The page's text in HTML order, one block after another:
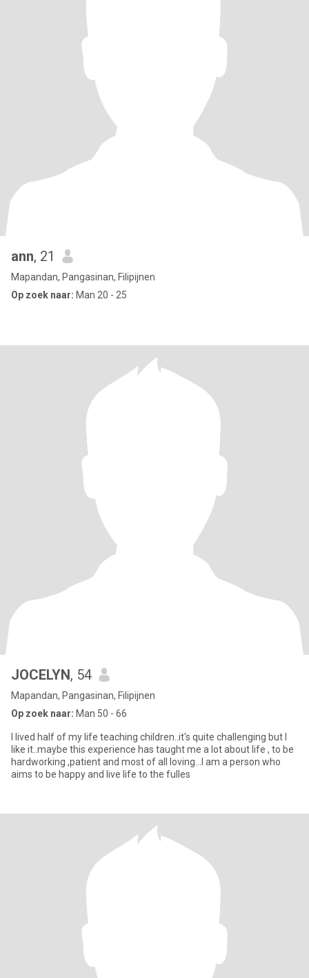
ann, 21
Mapandan, Pangasinan, Filipijnen
Op zoek naar: Man 20 - 25
JOCELYN, 54
Mapandan, Pangasinan, Filipijnen
Op zoek naar: Man 50 - 66
I lived half of my life teaching children..it's quite challenging but I
like it..maybe this experience has taught me a lot about life , to be
hardworking ,patient and most of all loving...I am a person who
aims to be happy and live life to the fulles